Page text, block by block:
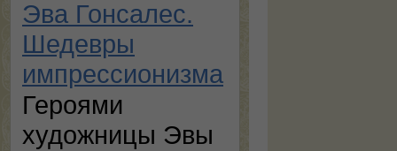
Эва Гонсалес.
Шедевры
импрессионизма
Героями
художницы Эвы